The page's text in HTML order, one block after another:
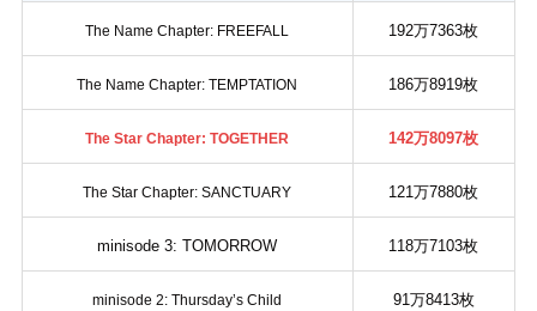
The Name Chapter: FREEFALL 192万7363枚
The Name Chapter: TEMPTATION 186万8919枚
The Star Chapter: TOGETHER 142万8097枚
The Star Chapter: SANCTUARY 121万7880枚
minisode 3: TOMORROW 118万7103枚
minisode 2: Thursday’s Child 91万8413枚